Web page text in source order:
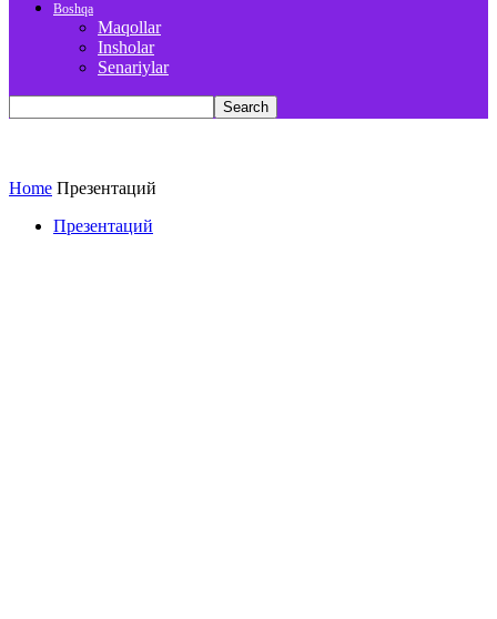
Boshqa
Maqollar
Insholar
Senariylar
Home Презентаций
Презентаций